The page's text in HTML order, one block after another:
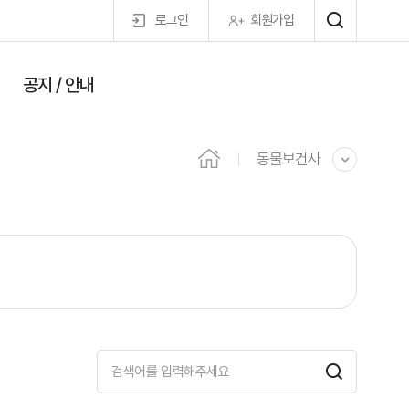
로그인 회원가입
공지 / 안내
동물보건사